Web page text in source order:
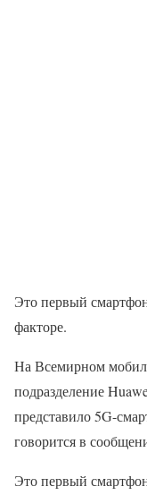
Это первый
факторе.
На Всемирном
подразделение
представило 5G-
говорится в
Это первый